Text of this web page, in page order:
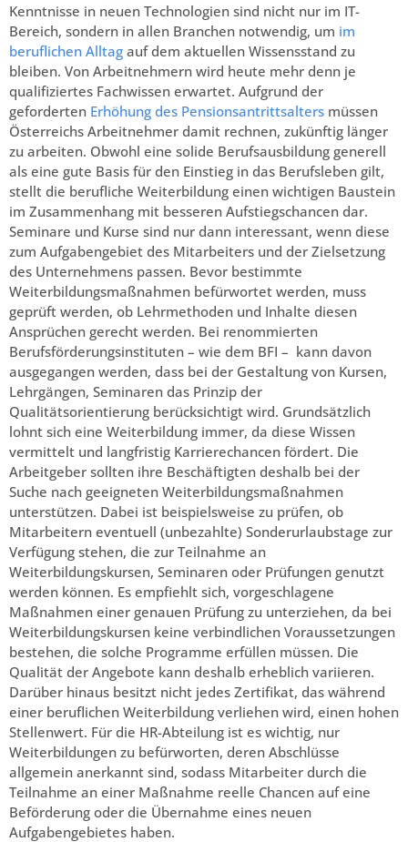
Kenntnisse in neuen Technologien sind nicht nur im IT-
Bereich, sondern in allen Branchen notwendig, um im
beruflichen Alltag auf dem aktuellen Wissensstand zu
bleiben. Von Arbeitnehmern wird heute mehr denn je
qualifiziertes Fachwissen erwartet. Aufgrund der
geforderten Erhöhung des Pensionsantrittsalters müssen
Österreichs Arbeitnehmer damit rechnen, zukünftig länger
zu arbeiten. Obwohl eine solide Berufsausbildung generell
als eine gute Basis für den Einstieg in das Berufsleben gilt,
stellt die berufliche Weiterbildung einen wichtigen Baustein
im Zusammenhang mit besseren Aufstiegschancen dar.
Seminare und Kurse sind nur dann interessant, wenn diese
zum Aufgabengebiet des Mitarbeiters und der Zielsetzung
des Unternehmens passen. Bevor bestimmte
Weiterbildungsmaßnahmen befürwortet werden, muss
geprüft werden, ob Lehrmethoden und Inhalte diesen
Ansprüchen gerecht werden. Bei renommierten
Berufsförderungsinstituten – wie dem BFI – kann davon
ausgegangen werden, dass bei der Gestaltung von Kursen,
Lehrgängen, Seminaren das Prinzip der
Qualitätsorientierung berücksichtigt wird. Grundsätzlich
lohnt sich eine Weiterbildung immer, da diese Wissen
vermittelt und langfristig Karrierechancen fördert. Die
Arbeitgeber sollten ihre Beschäftigten deshalb bei der
Suche nach geeigneten Weiterbildungsmaßnahmen
unterstützen. Dabei ist beispielsweise zu prüfen, ob
Mitarbeitern eventuell (unbezahlte) Sonderurlaubstage zur
Verfügung stehen, die zur Teilnahme an
Weiterbildungskursen, Seminaren oder Prüfungen genutzt
werden können. Es empfiehlt sich, vorgeschlagene
Maßnahmen einer genauen Prüfung zu unterziehen, da bei
Weiterbildungskursen keine verbindlichen Voraussetzungen
bestehen, die solche Programme erfüllen müssen. Die
Qualität der Angebote kann deshalb erheblich variieren.
Darüber hinaus besitzt nicht jedes Zertifikat, das während
einer beruflichen Weiterbildung verliehen wird, einen hohen
Stellenwert. Für die HR-Abteilung ist es wichtig, nur
Weiterbildungen zu befürworten, deren Abschlüsse
allgemein anerkannt sind, sodass Mitarbeiter durch die
Teilnahme an einer Maßnahme reelle Chancen auf eine
Beförderung oder die Übernahme eines neuen
Aufgabengebietes haben.